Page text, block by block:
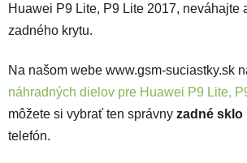
Huawei P9 Lite, P9 Lite 2017, neváhajte
zadného krytu.
Na našom webe www.gsm-suciastky.sk
náhradných dielov pre Huawei P9 Lite,
môžete si vybrať ten správny zadné sklo
telefón.